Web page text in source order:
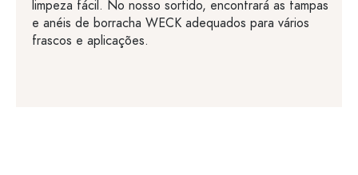
limpeza fácil. No nosso sortido, encontrará as tampas
e anéis de borracha WECK adequados para vários
frascos e aplicações.